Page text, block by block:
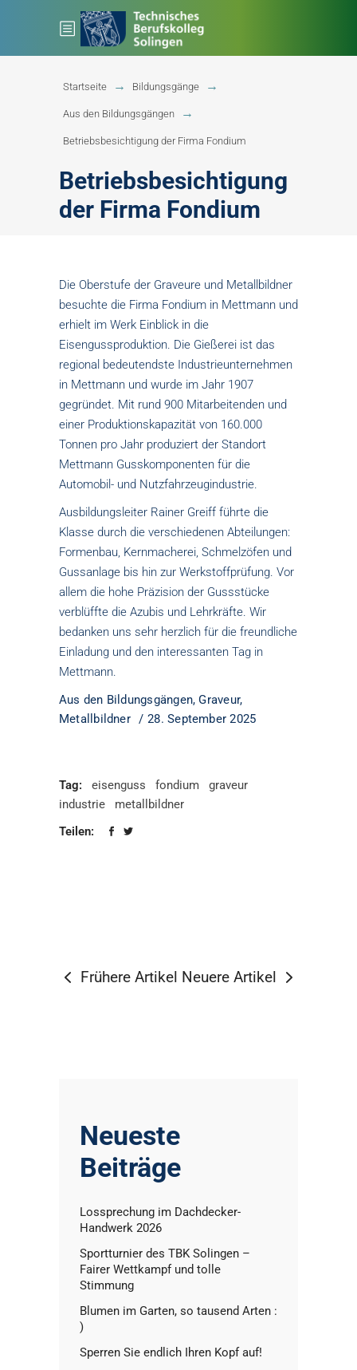
Startseite Bildungsgänge
Aus den Bildungsgängen
Betriebsbesichtigung der Firma Fondium
Betriebsbesichtigung
der Firma Fondium
Die Oberstufe der Graveure und Metallbildner
besuchte die Firma Fondium in Mettmann und
erhielt im Werk Einblick in die
Eisengussproduktion. Die Gießerei ist das
regional bedeutendste Industrieunternehmen
in Mettmann und wurde im Jahr 1907
gegründet. Mit rund 900 Mitarbeitenden und
einer Produktionskapazität von 160.000
Tonnen pro Jahr produziert der Standort
Mettmann Gusskomponenten für die
Automobil- und Nutzfahrzeugindustrie.
Ausbildungsleiter Rainer Greiff führte die
Klasse durch die verschiedenen Abteilungen:
Formenbau, Kernmacherei, Schmelzöfen und
Gussanlage bis hin zur Werkstoffprüfung. Vor
allem die hohe Präzision der Gussstücke
verblüffte die Azubis und Lehrkräfte. Wir
bedanken uns sehr herzlich für die freundliche
Einladung und den interessanten Tag in
Mettmann.
Aus den Bildungsgängen,Graveur,
Metallbildner
28. September 2025
Tag: eisenguss fondium
graveur
industrie
metallbildner
Teilen:
Frühere Artikel Neuere Artikel
Neueste
Beiträge
Lossprechung im Dachdecker-
Handwerk 2026
Sportturnier des TBK Solingen –
Fairer Wettkampf und tolle
Stimmung
Blumen im Garten, so tausend Arten :
)
Sperren Sie endlich Ihren Kopf auf!